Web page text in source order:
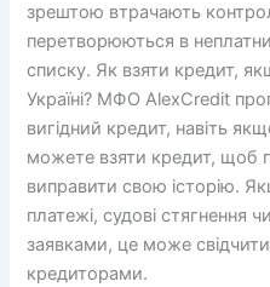
зрештою втрачають
перетворюються в
списку. Як взяти кредит,
Україні? МФО AlexCredit
вигідний кредит, навіть
можете взяти кредит, щоб
виправити свою історію.
платежі, судові стягнення
заявками, це може
кредиторами.